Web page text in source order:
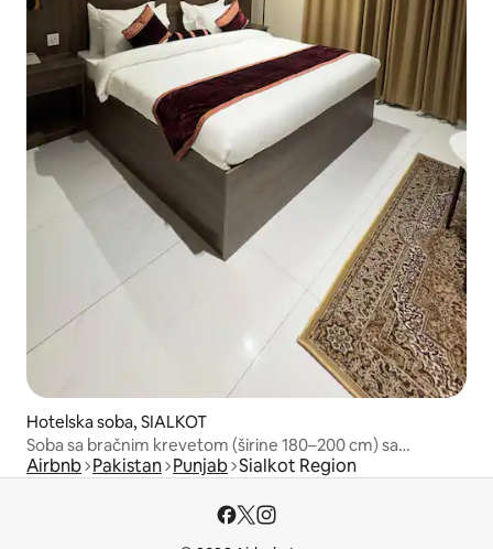
Hotelska soba, SIALKOT
Soba sa bračnim krevetom (širine 180–200 cm) sa
besplatnim doručkom/
Airbnb Pakistan Punjab Sialkot Region